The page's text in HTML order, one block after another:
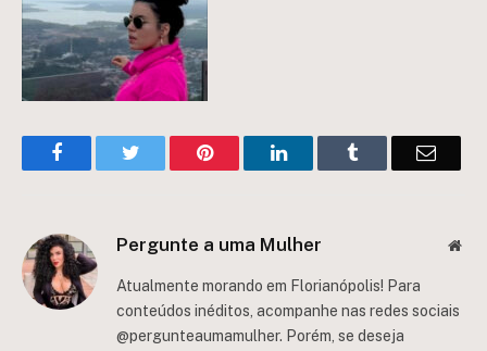
FacebookTwitter Pinterest LinkedInTumblr Email
Pergunte a uma Mulher
Atualmente morando em Florianópolis! Para
conteúdos inéditos, acompanhe nas redes sociais
@pergunteaumamulher. Porém, se deseja